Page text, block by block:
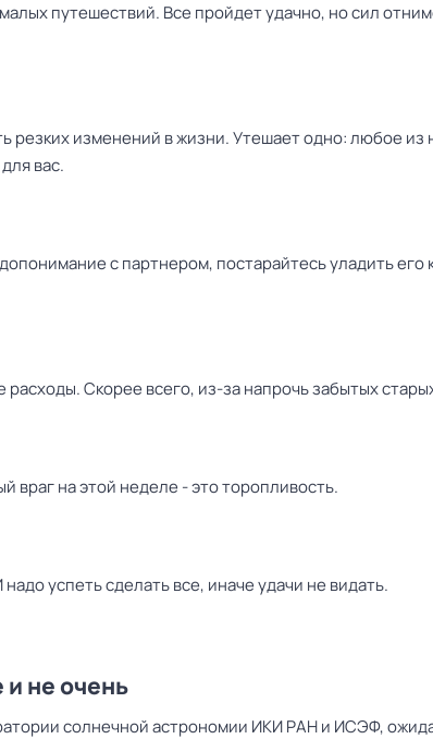
путешествий. Все пройдет удачно, но сил
резких изменений в жизни. Утешает одно: любое из
вас.
с партнером, постарайтесь уладить его
расходы. Скорее всего, из-за напрочь забытых
враг на этой неделе - это торопливость.
успеть сделать все, иначе удачи не видать.
не очень
солнечной астрономии ИКИ РАН и ИСЭФ,